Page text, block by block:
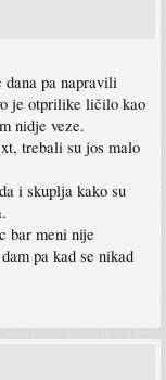
pa napravili
je otprilike ličilo kao
nidje veze.
trebali su jos malo
i skuplja kako su
bar meni nije
pa kad se nikad